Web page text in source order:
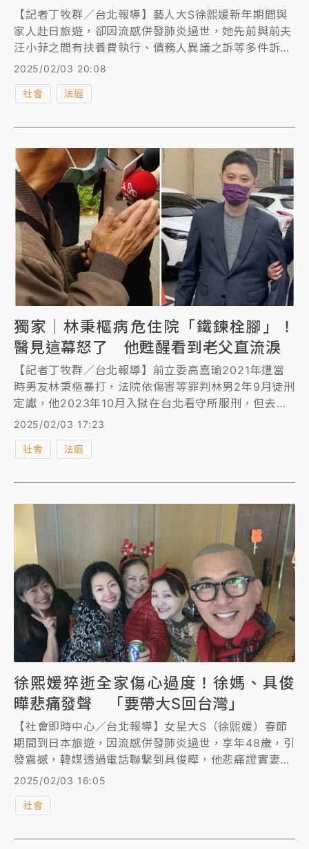
【記者丁牧群／台北報導】藝人大S徐熙媛新年期間與
家人赴日旅遊，卻因流感併發肺炎過世，她先前與前夫
汪小菲之間有扶養費執行、債務人異議之訴等多件訴
訟，汪小菲的律師今早向《知新聞》透露，汪小菲這兩
馬筱梅抵達桃園機場，他雙手合十，對守候採訪的記者
2025/02/03 20:08
社會 法庭
獨家｜林秉樞病危住院「鐵鍊栓腳」！
醫見這幕怒了 他甦醒看到老父直流淚
【記者丁牧群／台北報導】前立委高嘉瑜2021年遭當
時男友林秉樞暴打，法院依傷害等罪判林男2年9月徒刑
定讞，他2023年10月入獄在台北看守所服刑，但去年
12月因腎衰竭病危被戒護送醫，靠葉克膜救回一命，口
腔插管30多天後，醫師為避免感染，於農曆年前動了
「氣切」手術讓他維持呼吸，目前林男仍在加護病房、
定將他雙腳以鐵鍊捆住、拴在病床上，林男日前因雙腳
腫脹磨到破皮流血，醫師見狀頗為生氣說：「他命都快
沒了！」北所才改用布繩綁腳。
2025/02/03 17:23
社會 法庭
徐熙媛猝逝全家傷心過度！徐媽、具俊
曄悲痛發聲 「要帶大S回台灣」
【社會即時中心／台北報導】女星大S（徐熙媛）春節
期間到日本旅遊，因流感併發肺炎過世，享年48歲，引
發震撼，韓媒透過電話聯繫到具俊曄，他悲痛證實妻子
死訊；製作人王偉忠今天也代徐媽媽發出聲明，透露全
的心願。
2025/02/03 16:05
社會